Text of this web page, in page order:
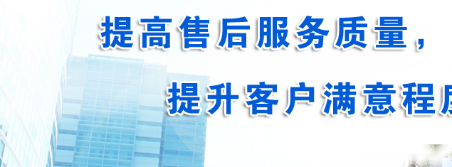
吴江电动门智能系统
吴江户外休闲家具
吴江其他